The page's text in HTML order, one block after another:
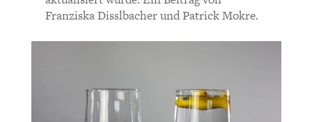
ÜBER UNS
ABO/LOGIN
Franziska Disslbacher und Patrick Mokre.